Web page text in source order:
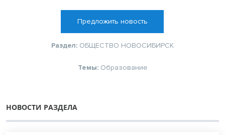
Предложить новость
Раздел: ОБЩЕСТВО НОВОСИБИРСК
Темы: Образование
НОВОСТИ РАЗДЕЛА